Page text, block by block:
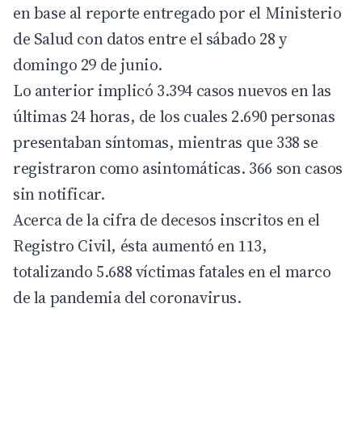
en base al reporte entregado por el Ministerio
de Salud con datos entre el sábado 28 y
domingo 29 de junio.
Lo anterior implicó 3.394 casos nuevos en las
últimas 24 horas, de los cuales 2.690 personas
presentaban síntomas, mientras que 338 se
registraron como asintomáticas. 366 son casos
sin notificar.
Acerca de la cifra de decesos inscritos en el
Registro Civil, ésta aumentó en 113,
totalizando 5.688 víctimas fatales en el marco
de la pandemia del coronavirus.